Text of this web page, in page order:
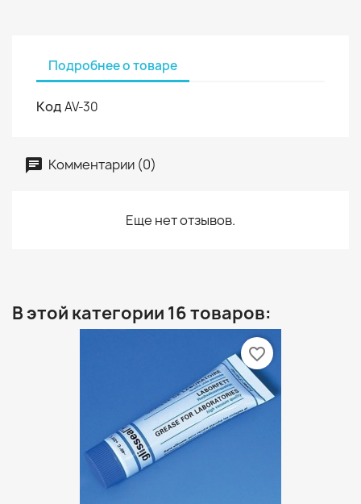
Подробнее о товаре
КодAV-30
Комментарии (0)
Еще нет отзывов.
В этой категории 16 товаров:
favorite_border